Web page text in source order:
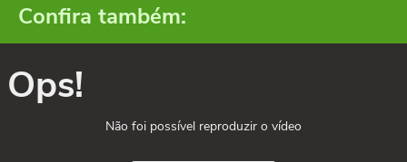
Confira também:
Ops!
Não foi possível reproduzir o vídeo